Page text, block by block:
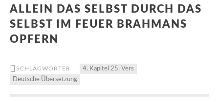
ALLEIN DAS SELBST DURCH DAS
SELBST IM FEUER BRAHMANS
OPFERN
SCHLAGWÖRTER
4. Kapitel 25. Vers
Deutsche Übersetzung